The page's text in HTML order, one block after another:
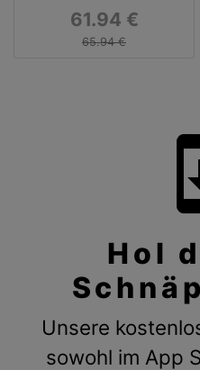
Hellblau, Weiß, 37
61.94 €
65.94 €
Hol
Unsere
sowohl im App